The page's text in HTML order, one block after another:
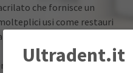
che fornisce un
usi come restauri
tramite l'apposita
Ultradent.it